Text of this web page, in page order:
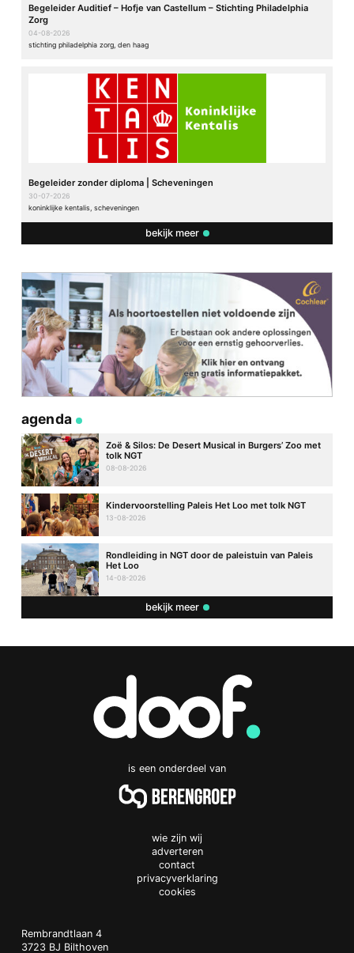
Begeleider Auditief – Hofje van Castellum – Stichting Philadelphia
Zorg
04-08-2026
stichting philadelphia zorg, den haag
Begeleider zonder diploma | Scheveningen
30-07-2026
koninklijke kentalis, scheveningen
bekijk meer
agenda
Zoë & Silos: De Desert Musical in Burgers’ Zoo met
tolk NGT
08-08-2026
Kindervoorstelling Paleis Het Loo met tolk NGT
13-08-2026
Rondleiding in NGT door de paleistuin van Paleis
Het Loo
14-08-2026
bekijk meer
is een onderdeel van
wie zijn wij
adverteren
contact
privacyverklaring
cookies
Doof.nl
work
Rembrandtlaan 4
3723 BJ Bilthoven